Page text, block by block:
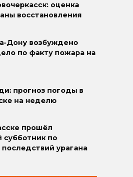
оценка
восстановления
Дону возбуждено
по факту пожара на
прогноз погоды в
на неделю
прошёл
по
урагана